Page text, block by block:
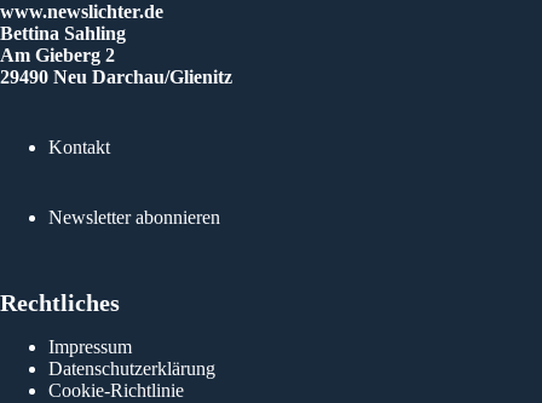
www.newslichter.de
Bettina Sahling
Am Gieberg 2
29490 Neu Darchau/Glienitz
Kontakt
Newsletter abonnieren
Rechtliches
Impressum
Datenschutzerklärung
Cookie-Richtlinie